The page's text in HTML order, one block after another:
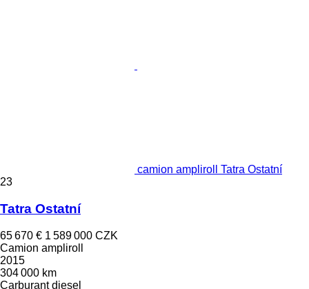
camion ampliroll Tatra Ostatní
23
Tatra Ostatní
65 670 € 1 589 000 CZK
Camion ampliroll
2015
304 000 km
Carburant diesel